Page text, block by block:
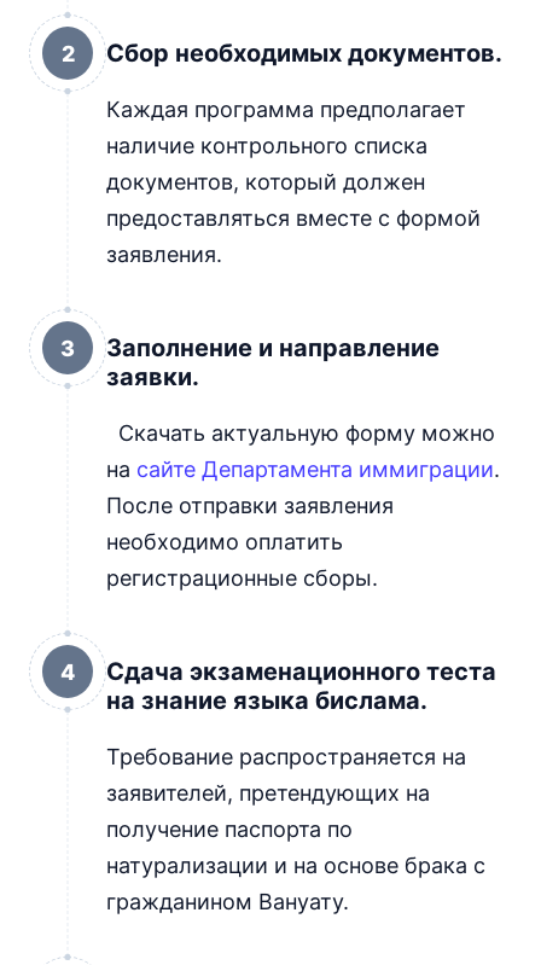
2 Сбор необходимых документов.
Каждая программа предполагает
наличие контрольного списка
документов, который должен
предоставляться вместе с формой
заявления.
3
Заполнение и направление
заявки.
Скачать актуальную форму можно
на сайте Департамента иммиграции.
После отправки заявления
необходимо оплатить
регистрационные сборы.
4
Сдача экзаменационного теста
на знание языка бислама.
Требование распространяется на
заявителей, претендующих на
получение паспорта по
натурализации и на основе брака с
гражданином Вануату.